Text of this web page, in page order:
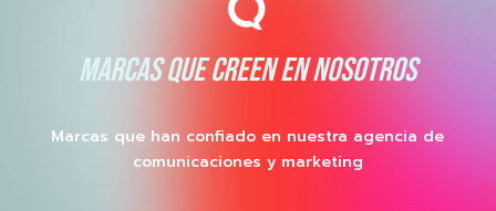
MARCAS QUE CREEN EN NOSOTROS
Marcas que han confiado en nuestra agencia de
comunicaciones y marketing